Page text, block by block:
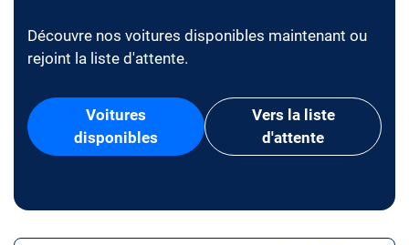
Découvre nos voitures disponibles maintenant ou
rejoint la liste d'attente.
Voitures
disponibles
Vers la liste
d'attente